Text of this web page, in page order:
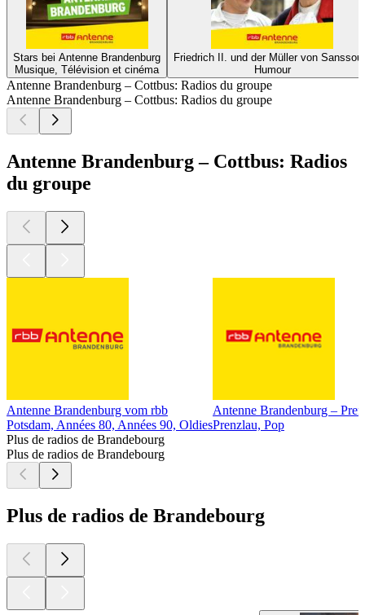
Stars bei Antenne Brandenburg
Musique, Télévision et cinéma
Friedrich II. und der Müller von
Humour
Antenne Brandenburg – Cottbus: Radios du groupe
Antenne Brandenburg – Cottbus: Radios du groupe
Antenne Brandenburg – Cottbus: Radios
du groupe
Antenne Brandenburg vom rbb
Potsdam, Années 80, Années 90, Oldies
Antenne Brandenburg –
Prenzlau, Pop
Plus de radios de Brandebourg
Plus de radios de Brandebourg
Plus de radios de Brandebourg